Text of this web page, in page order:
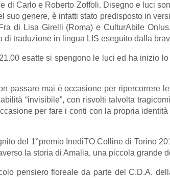
di Carlo e Roberto Zoffoli. Disegno e luci
genere, è infatti stato predisposto in
di Lisa Girelli (Roma) e CulturAbile
traduzione in lingua LIS eseguito dalla
esatte si spengono le luci ed ha inizio
passare mai è occasione per ripercorrere
“invisibile”, con risvolti talvolta
per fare i conti con la propria
del 1°premio InediTO Colline di Torino
la storia di Amalia, una piccola grande
pensiero floreale da parte del C.D.A.